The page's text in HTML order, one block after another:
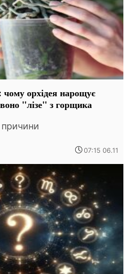
орхідея нарощує
"лізе" з горщика
07:15 06.11